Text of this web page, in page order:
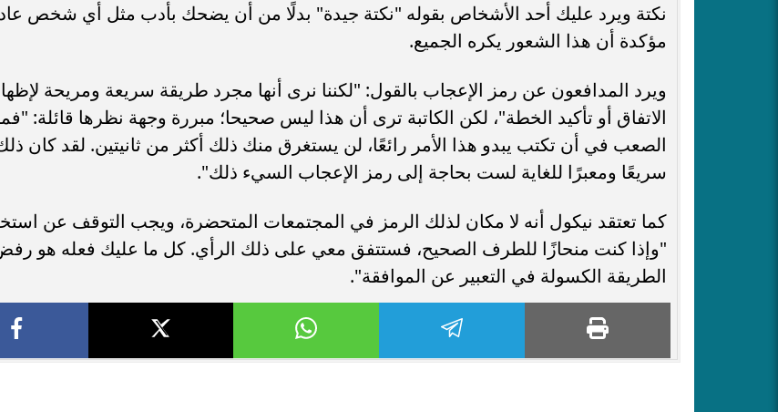
نكتة ويرد عليك أحد الأشخاص بقوله "نكتة جيدة" بدلًا من أن يضحك بأدب مثل أي شخص
مؤكدة أن هذا الشعور يكره الجميع.
ويرد المدافعون عن رمز الإعجاب بالقول: "لكننا نرى أنها مجرد طريقة سريعة ومريحة
الاتفاق أو تأكيد الخطة"، لكن الكاتبة ترى أن هذا ليس صحيحا؛ مبررة وجهة نظرها قائلة:
الصعب في أن تكتب يبدو هذا الأمر رائعًا، لن يستغرق منك ذلك أكثر من ثانيتين. لقد كان
سريعًا ومعبرًا للغاية لست بحاجة إلى رمز الإعجاب السيء ذلك".
كما تعتقد نيكول أنه لا مكان لذلك الرمز في المجتمعات المتحضرة، ويجب التوقف عن
"وإذا كنت منحازًا للطرف الصحيح، فستتفق معي على ذلك الرأي. كل ما عليك فعله هو
الطريقة الكسولة في التعبير عن الموافقة".